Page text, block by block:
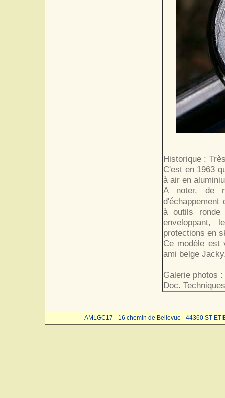
Historique :
C'est en 1963
à air en
A noter, de
d'échappement
à outils ronde
enveloppant,
protections en
Ce modèle est
ami belge
Galerie photos :
Doc.
AMLGC17 - 16 chemin de Bellevue - 44360 ST